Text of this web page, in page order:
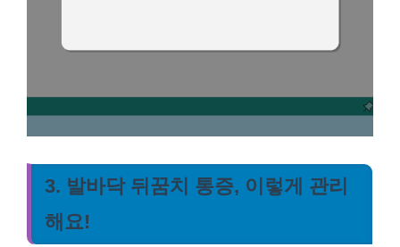
3. 발바닥 뒤꿈치 통증, 이렇게 관리
해요!